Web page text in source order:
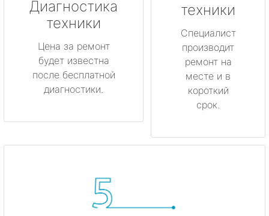
Диагностика
техники
Цена за ремонт
будет известна
после бесплатной
диагностики.
техники
Специалист
производит
ремонт на
месте и в
короткий
срок.